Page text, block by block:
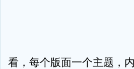
看，每个版面一个主题，